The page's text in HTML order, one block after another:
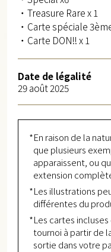
・Treasure Rare x 1
・Carte spéciale
・Carte DON!! x 1
Date de légalité​
29 août 2025
*En raison de la
que plusieurs
apparaissent, ou
extension
*Les illustrations
différentes du
*Les cartes
tournoi à partir de
sortie dans votre